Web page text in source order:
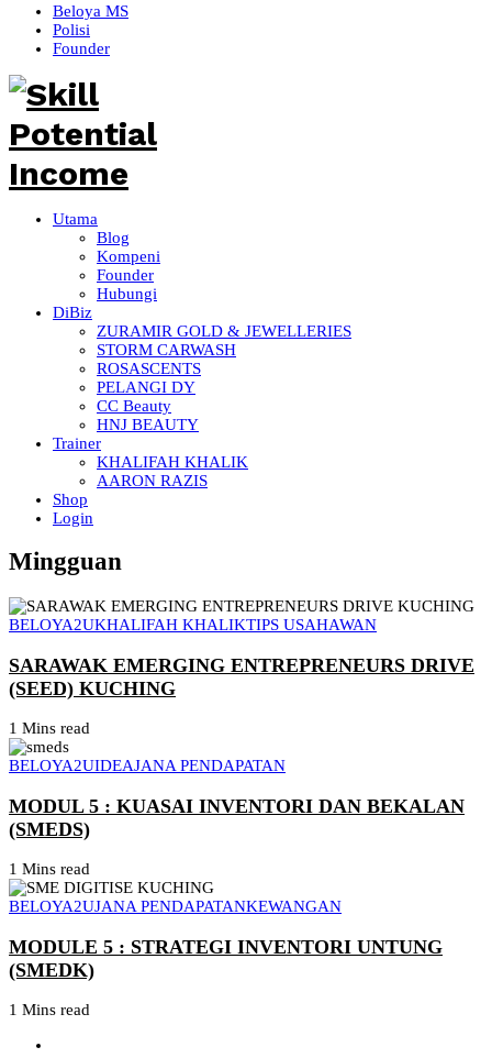
Beloya MS
Polisi
Founder
Utama
Blog
Kompeni
Founder
Hubungi
DiBiz
ZURAMIR GOLD & JEWELLERIES
STORM CARWASH
ROSASCENTS
PELANGI DY
CC Beauty
HNJ BEAUTY
Trainer
KHALIFAH KHALIK
AARON RAZIS
Shop
Login
Mingguan
BELOYA2UKHALIFAH KHALIKTIPS USAHAWAN
SARAWAK EMERGING ENTREPRENEURS DRIVE
(SEED) KUCHING
1 Mins read
BELOYA2UIDEAJANA PENDAPATAN
MODUL 5 : KUASAI INVENTORI DAN BEKALAN
(SMEDS)
1 Mins read
BELOYA2UJANA PENDAPATANKEWANGAN
MODULE 5 : STRATEGI INVENTORI UNTUNG
(SMEDK)
1 Mins read